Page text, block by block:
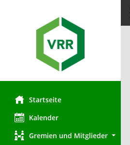
Startseite
Kalender
Gremien und Mitglieder